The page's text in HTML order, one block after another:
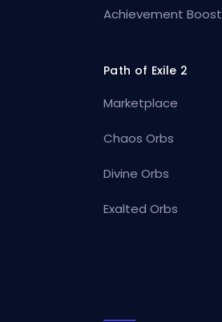
Achievement Boost
Path of Exile 2
Marketplace
Chaos Orbs
Divine Orbs
Exalted Orbs